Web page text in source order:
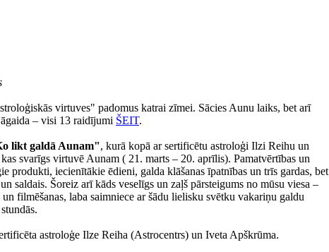
virtuves" padomus katrai zīmei. Sācies Aunu laiks, bet arī
– visi 13 raidījumi ŠEIT.
likt galdā Aunam", kurā kopā ar sertificētu astroloģi Ilzi Reihu un
svarīgs virtuvē Aunam ( 21. marts – 20. aprīlis). Pamatvērtības un
produkti, iecienītākie ēdieni, galda klāšanas īpatnības un trīs gardas, bet
saldais. Šoreiz arī kāds veselīgs un zaļš pārsteigums no mūsu viesa –
filmēšanas, laba saimniece ar šādu lielisku svētku vakariņu galdu
astroloģe Ilze Reiha (Astrocentrs) un Iveta Apškrūma.